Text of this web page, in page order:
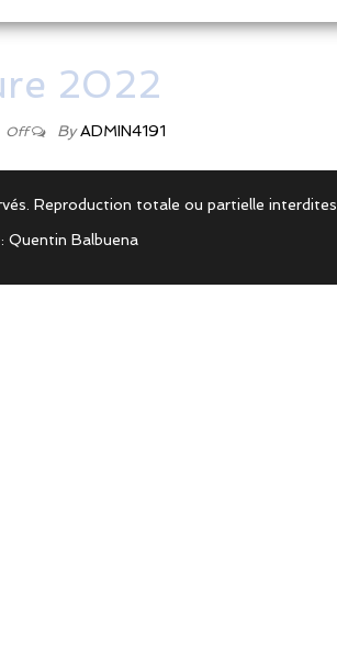
2022
Off By ADMIN4191
Reproduction totale ou partielle interdites.
Quentin Balbuena